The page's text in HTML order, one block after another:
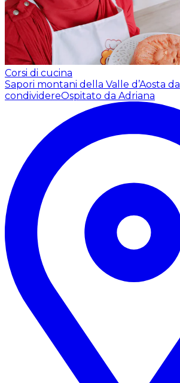
Corsi di cucina
Sapori montani della Valle d’Aosta da
condividereOspitato da Adriana